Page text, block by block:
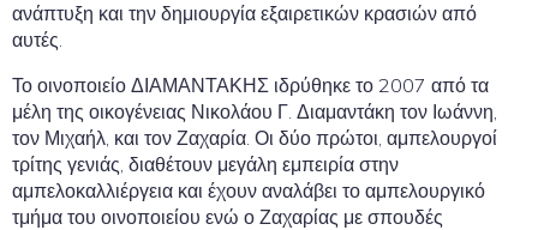
ανάπτυξη και την δημιουργία εξαιρετικών κρασιών από
αυτές.
Το οινοποιείο ΔΙΑΜΑΝΤΑΚΗΣ ιδρύθηκε το 2007 από τα
μέλη της οικογένειας Νικολάου Γ. Διαμαντάκη τον Ιωάννη,
τον Μιχαήλ, και τον Ζαχαρία. Οι δύο πρώτοι, αμπελουργοί
τρίτης γενιάς, διαθέτουν μεγάλη εμπειρία στην
αμπελοκαλλιέργεια και έχουν αναλάβει το αμπελουργικό
τμήμα του οινοποιείου ενώ ο Ζαχαρίας με σπουδές